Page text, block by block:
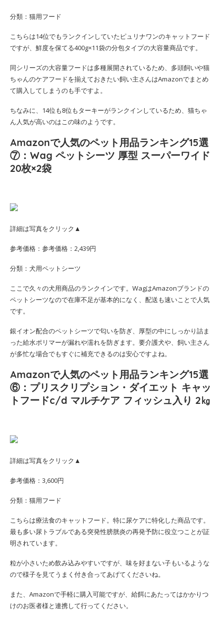
分類：猫用フード
こちらは14位でもランクインしていたピュリナワンのキャットフード
ですが、鮮度を保てる400g×11袋の分包タイプの大容量商品です。
同シリーズの大容量フードは多種展開されているため、多頭飼いや猫
ちゃんのケアフードを揃えておきたい飼い主さんはAmazonでまとめ
て購入してしまうのも手ですよ。
ちなみに、14位も8位もターキーがランクインしているため、猫ちゃ
ん人気が高いのはこの味のようです。
Amazonで人気のペット用品ランキング15選
⑦：Wag ペットシーツ 厚型 スーパーワイド
20枚×2袋
詳細は写真をクリック▲
参考価格：参考価格：2,439円
分類：犬用ペットシーツ
ここで久々の犬用商品のランクインです。WagはAmazonブランドの
ペットシーツなので在庫不足が基本的になく、配送も速いことで人気
です。
銀イオン配合のペットシーツで匂いを防ぎ、厚型の中にしっかり詰ま
った給水ポリマーが漏れや濡れを防ぎます。要介護犬や、飼い主さん
が多忙な場合でもすぐに補充できるのは安心ですよね。
Amazonで人気のペット用品ランキング15選
⑥：プリスクリプション・ダイエット キャッ
トフードc/d マルチケア フィッシュ入り 2㎏
詳細は写真をクリック▲
参考価格：3,600円
分類：猫用フード
こちらは療法食のキャットフード。特に尿ケアに特化した商品です。
最も多い尿トラブルである突発性膀胱炎の再発予防に役立つことが証
明されています。
粒が小さいため飲み込みやすいですが、味を好まない子もいるような
ので様子を見てうまく付き合ってあげてくださいね。
また、Amazonで手軽に購入可能ですが、給餌にあたってはかかりつ
けのお医者様と連携して行ってください。